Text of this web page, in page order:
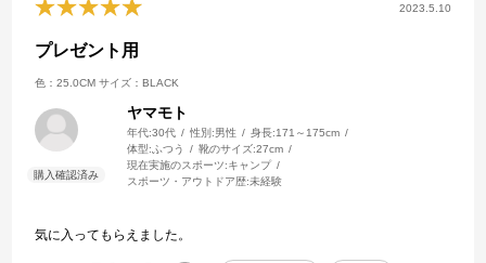
2023.5.10
プレゼント用
色：25.0CM サイズ：BLACK
ヤマモト
年代:30代 性別:男性 身長:171～175cm
体型: ふつう 靴のサイズ:27cm
現在実施のスポーツ:キャンプ
スポーツ・アウトドア歴:未経験
気に入ってもらえました。